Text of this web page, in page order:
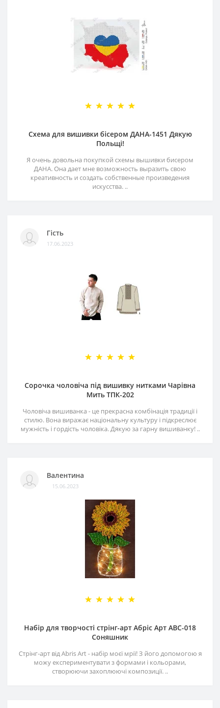
Схема для вишивки бісером ДАНА-1451 Дякую
Польщі!
Я очень довольна покупкой схемы вышивки бисером
ДАНА. Она дает мне возможность выразить свою
креативность и создать собственные произведения
искусства. ..
Гість
17.06.2023
Сорочка чоловіча під вишивку нитками Чарівна
Мить ТПК-202
Чоловіча вишиванка - це прекрасна комбінація традиції і
стилю. Вона виражає національну культуру і підкреслює
мужність і гордість чоловіка. Дякую за гарну вишиванку! ..
Валентина
15.06.2023
Набір для творчості стрінг-арт Абріс Арт АВС-018
Соняшник
Стрінг-арт від Abris Art - набір моєї мрії! З його допомогою я
можу експериментувати з формами і кольорами,
створюючи захоплюючі композиції. ..